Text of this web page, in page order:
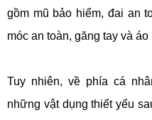
gồm mũ bảo hiểm, đai an
móc an toàn, găng tay và
Tuy nhiên, về phía cá
những vật dụng thiết yếu